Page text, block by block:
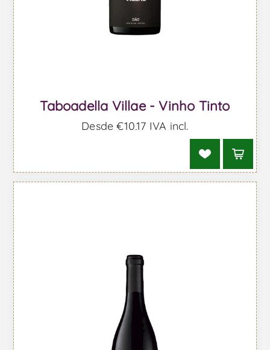
Taboadella Villae - Vinho Tinto
Desde €10,17 IVA incl.